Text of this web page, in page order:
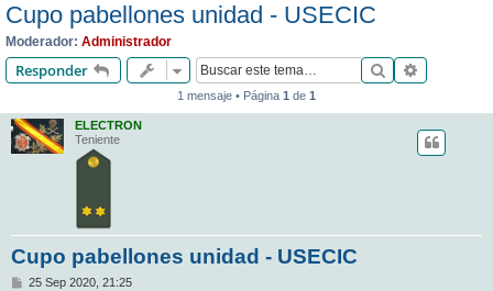
r
Cupo pabellones unidad - USECIC
Moderador: Administrador
Responder Buscar
1 mensaje • Página 1 de 1
ELECTRON
Teniente
Cupo pabellones unidad - USECIC
M
25 Sep 2020, 21:25